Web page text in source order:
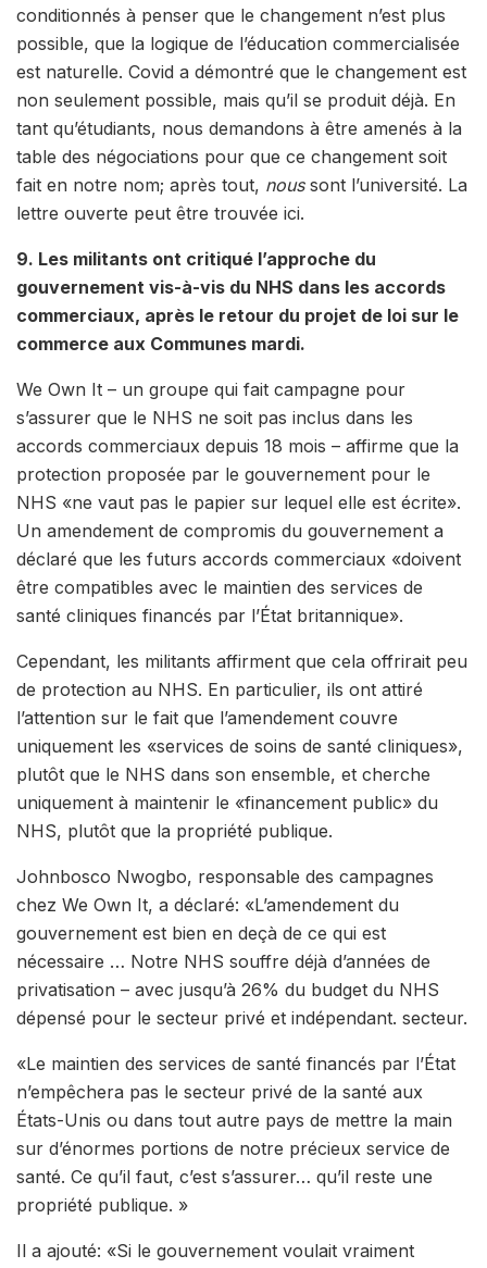
conditionnés à penser que le changement n’est plus
possible, que la logique de l’éducation commercialisée
est naturelle. Covid a démontré que le changement est
non seulement possible, mais qu’il se produit déjà. En
tant qu’étudiants, nous demandons à être amenés à la
table des négociations pour que ce changement soit
fait en notre nom; après tout, noussont l’université. La
lettre ouverte peut être trouvée ici.
9. Les militants ont critiqué l’approche du
gouvernement vis-à-vis du NHS dans les accords
commerciaux, après le retour du projet de loi sur le
commerce aux Communes mardi.
We Own It – un groupe qui fait campagne pour
s’assurer que le NHS ne soit pas inclus dans les
accords commerciaux depuis 18 mois – affirme que la
protection proposée par le gouvernement pour le
NHS «ne vaut pas le papier sur lequel elle est écrite».
Un amendement de compromis du gouvernement a
déclaré que les futurs accords commerciaux «doivent
être compatibles avec le maintien des services de
santé cliniques financés par l’État britannique».
Cependant, les militants affirment que cela offrirait peu
de protection au NHS. En particulier, ils ont attiré
l’attention sur le fait que l’amendement couvre
uniquement les «services de soins de santé cliniques»,
plutôt que le NHS dans son ensemble, et cherche
uniquement à maintenir le «financement public» du
NHS, plutôt que la propriété publique.
Johnbosco Nwogbo, responsable des campagnes
chez We Own It, a déclaré: «L’amendement du
gouvernement est bien en deçà de ce qui est
nécessaire … Notre NHS souffre déjà d’années de
privatisation – avec jusqu’à 26% du budget du NHS
dépensé pour le secteur privé et indépendant. secteur.
«Le maintien des services de santé financés par l’État
n’empêchera pas le secteur privé de la santé aux
États-Unis ou dans tout autre pays de mettre la main
sur d’énormes portions de notre précieux service de
santé. Ce qu’il faut, c’est s’assurer… qu’il reste une
propriété publique. »
Il a ajouté: «Si le gouvernement voulait vraiment